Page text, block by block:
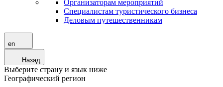
Организаторам мероприятий
Специалистам туристического бизнеса
Деловым путешественникам
en
Назад
Выберите страну и язык ниже
Географический регион